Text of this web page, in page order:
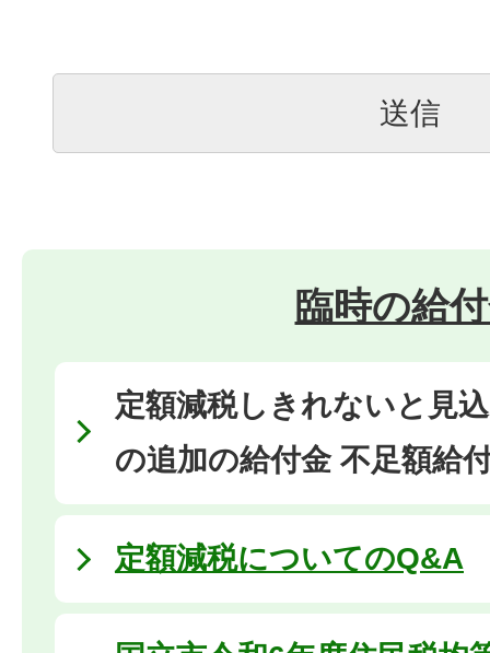
臨時の給
定額減税しきれないと見
の追加の給付金 不足額給
定額減税についてのQ&A